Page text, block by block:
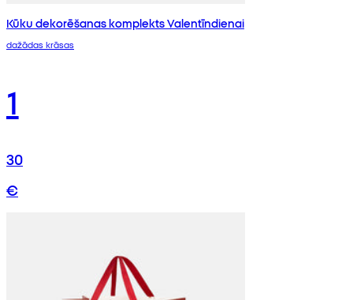
Kūku dekorēšanas komplekts Valentīndienai
dažādas krāsas
1
30
€